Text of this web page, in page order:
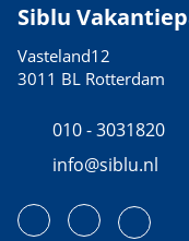
Siblu
Vasteland12
3011 BL Rotterdam
010 - 3031820
info@siblu.nl